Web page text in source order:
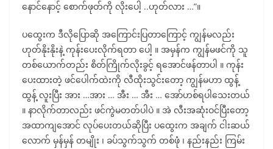
နောင်နောင့် စောက်ဖုတ်ကို လိုးပေါ့ ..ဟုတ်လား …”။
ပထွေးက ဒီလိုပြောဆို အကြောင်းပြတာကြောင့် ကျွန်မလည်း
ဟုတ်နိုးနိုးနဲ့ ကုန်းပေးလိုက်ရတာ ပေါ့ ။ အမှန်က ကျွန်မဖင်ကို သူ
တစ်ယောက်တည်း စိတ်ကြိုက်လိုးခွင့် ရအောင်ဖန်တာပါ ။ ကုန်း
ပေးထားတဲ့ ဖင်ပေါက်ထဲးကို လီထိုးသွင်းတော့ ကျွန်မဟာ ထွန့်
ထွန့် လူးပြီး အား …အား … အီး … အီး … အော်ဟစ်ရပါသေးတယ်
။ နာလိုက်တာလည်း ဖင်ကွဲမတတ်ပါပဲ ။ အဲ လီးအဆုံးဝင်ပြီးတော့
အထာကျအောင် လုပ်ပေးတယ်ဆိုပြီး ပထွေးက အချက် ငါးဆယ်
လောက် မှန်မှန် တမျိုး ၊ ခပ်သွက်သွက် တစ်ဖုံ ၊ နည်းနည်း ကြမ်း